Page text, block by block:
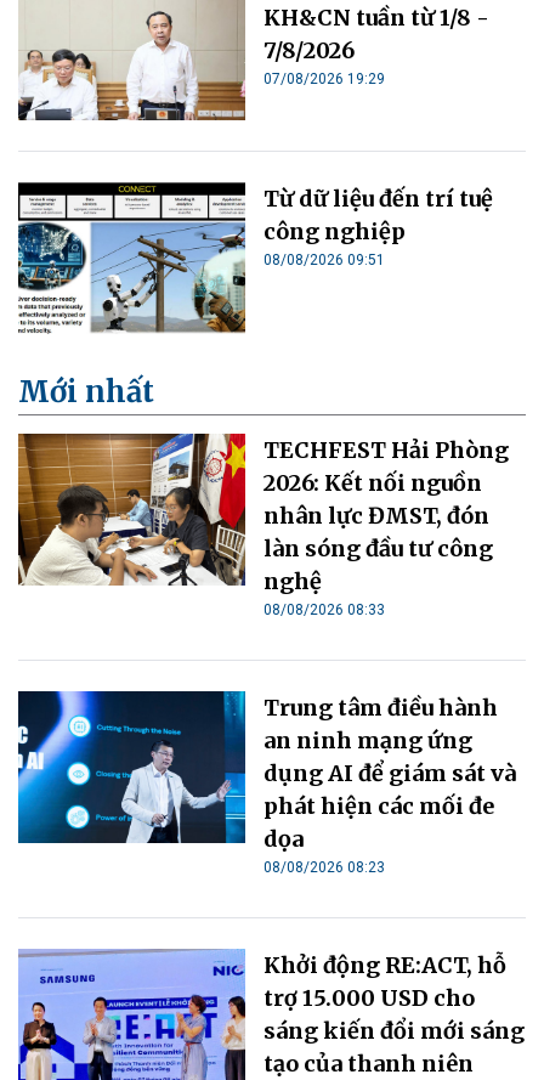
KH&CN tuần từ 1/8 -
7/8/2026
07/08/2026 19:29
Từ dữ liệu đến trí tuệ
công nghiệp
08/08/2026 09:51
Mới nhất
TECHFEST Hải Phòng
2026: Kết nối nguồn
nhân lực ĐMST, đón
làn sóng đầu tư công
nghệ
08/08/2026 08:33
Trung tâm điều hành
an ninh mạng ứng
dụng AI để giám sát và
phát hiện các mối đe
dọa
08/08/2026 08:23
Khởi động RE:ACT, hỗ
trợ 15.000 USD cho
sáng kiến đổi mới sáng
tạo của thanh niên